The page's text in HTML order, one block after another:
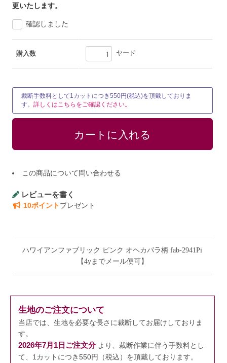
更いたします。
確認しました
購入数 ヤード
裁断手数料として1カットにつき550円(税込)を頂戴しておりま
す。詳しくはこちらをご確認ください。
この商品について問い合わせる
レビューを書く
10ポイントプレゼント
ハワイアンファブリック ピンク オヘカパラ柄 fab-2941Pi
【4yまでメール便可】
生地のご注文について
当店では、生地を必要な長さに裁断してお届けしておりま
す。
2026年7月1日ご注文分より、裁断作業に伴う手数料とし
て、1カットにつき550円（税込）を頂戴しております。